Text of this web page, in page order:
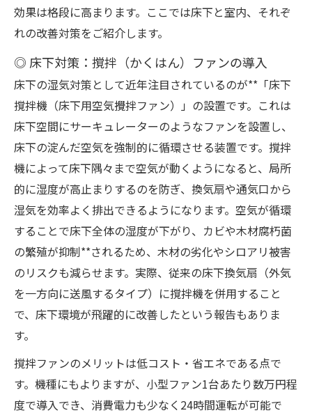
効果は格段に高まります。ここでは床下と室内、それぞ
れの改善対策をご紹介します。
◎ 床下対策：撹拌（かくはん）ファンの導入
床下の湿気対策として近年注目されているのが**「床下
撹拌機（床下用空気攪拌ファン）」の設置です。これは
床下空間にサーキュレーターのようなファンを設置し、
床下の淀んだ空気を強制的に循環させる装置です。撹拌
機によって床下隅々まで空気が動くようになると、局所
的に湿度が高止まりするのを防ぎ、換気扇や通気口から
湿気を効率よく排出できるようになります。空気が循環
することで床下全体の湿度が下がり、カビや木材腐朽菌
の繁殖が抑制**されるため、木材の劣化やシロアリ被害
のリスクも減らせます。実際、従来の床下換気扇（外気
を一方向に送風するタイプ）に撹拌機を併用すること
で、床下環境が飛躍的に改善したという報告もありま
す。
撹拌ファンのメリットは低コスト・省エネである点で
す。機種にもよりますが、小型ファン1台あたり数万円程
度で導入でき、消費電力も少なく24時間運転が可能で